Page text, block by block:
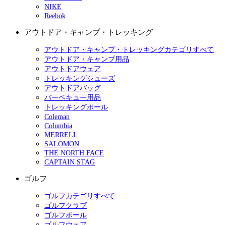
NIKE
Reebok
アウトドア・キャンプ・トレッキング
アウトドア・キャンプ・トレッキングカテゴリすべて
アウトドア・キャンプ用品
アウトドアウェア
トレッキングシューズ
アウトドアバッグ
バーベキュー用品
トレッキングポール
Coleman
Columbia
MERRELL
SALOMON
THE NORTH FACE
CAPTAIN STAG
ゴルフ
ゴルフカテゴリすべて
ゴルフクラブ
ゴルフボール